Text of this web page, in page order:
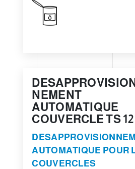
DESAPPROVISION
NEMENT
AUTOMATIQUE
COUVERCLE TS 12
AUTOMATIQUE POUR
COUVERCLES